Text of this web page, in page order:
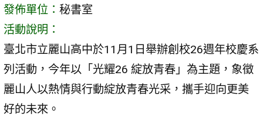
發佈單位： 秘書室
活動說明：
臺北市立麗山高中於11月1日舉辦創校26週年校慶系
列活動，今年以「光耀26 綻放青春」為主題，象徵
麗山人以熱情與行動綻放青春光采，攜手迎向更美
好的未來。